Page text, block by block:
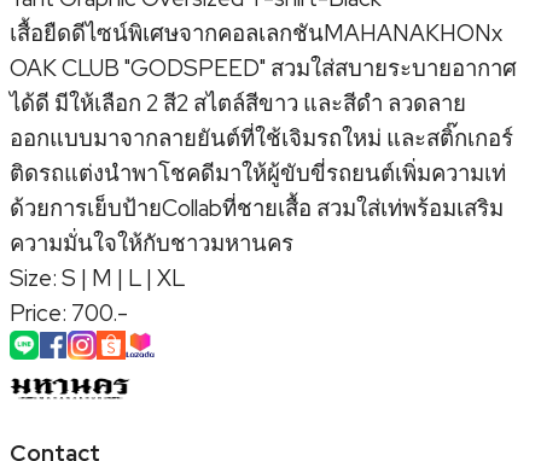
เสื้อยืดดีไซน์พิเศษจากคอลเลกชันMAHANAKHONx
OAK CLUB "GODSPEED" สวมใส่สบายระบายอากาศ
ได้ดี มีให้เลือก 2 สี2 สไตล์สีขาว และสีดำ ลวดลาย
ออกแบบมาจากลายยันต์ที่ใช้เจิมรถใหม่ และสติ๊กเกอร์
ติดรถแต่งนำพาโชคดีมาให้ผู้ขับขี่รถยนต์เพิ่มความเท่
ด้วยการเย็บป้ายCollabที่ชายเสื้อ สวมใส่เท่พร้อมเสริม
ความมั่นใจให้กับชาวมหานคร
Size: S | M | L | XL
Price: 700.-
Contact